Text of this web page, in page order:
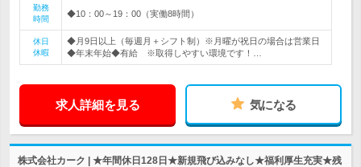
勤務
時間
◆10：00～19：00（実働8時間）
休日
休暇
◆月9日以上（毎週月＋シフト制）※月曜が祝日の場合は営業日
◆年末年始◆有給 ※取得しやすい環境です！…
求人詳細を見る 気になる
株式会社カーク | ★年間休日128日★新規飛び込みなし★福利厚生充実★残